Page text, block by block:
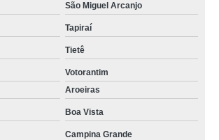
São Miguel Arcanjo
Tapiraí
Tietê
Votorantim
Aroeiras
Boa Vista
Campina Grande